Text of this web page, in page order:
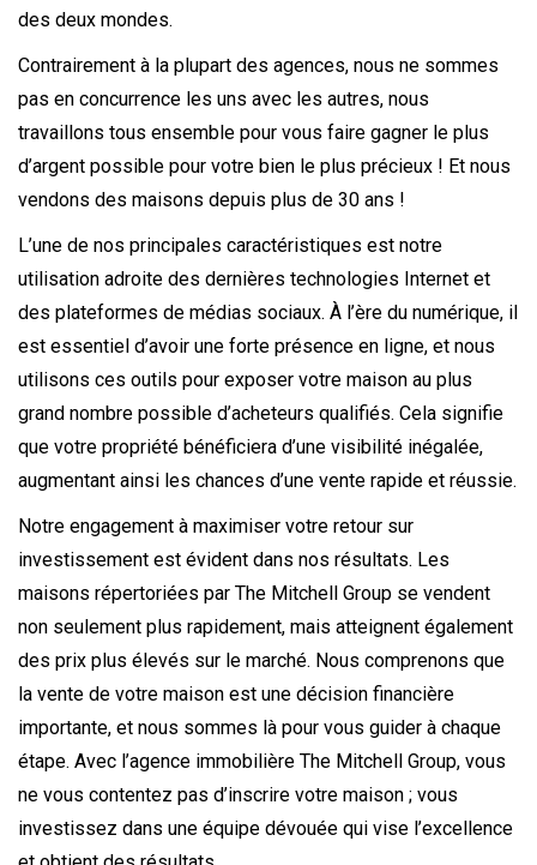
des deux mondes.
Contrairement à la plupart des agences, nous ne sommes
pas en concurrence les uns avec les autres, nous
travaillons tous ensemble pour vous faire gagner le plus
d’argent possible pour votre bien le plus précieux ! Et nous
vendons des maisons depuis plus de 30 ans !
L’une de nos principales caractéristiques est notre
utilisation adroite des dernières technologies Internet et
des plateformes de médias sociaux. À l’ère du numérique, il
est essentiel d’avoir une forte présence en ligne, et nous
utilisons ces outils pour exposer votre maison au plus
grand nombre possible d’acheteurs qualifiés. Cela signifie
que votre propriété bénéficiera d’une visibilité inégalée,
augmentant ainsi les chances d’une vente rapide et réussie.
Notre engagement à maximiser votre retour sur
investissement est évident dans nos résultats. Les
maisons répertoriées par The Mitchell Group se vendent
non seulement plus rapidement, mais atteignent également
des prix plus élevés sur le marché. Nous comprenons que
la vente de votre maison est une décision financière
importante, et nous sommes là pour vous guider à chaque
étape. Avec l’agence immobilière The Mitchell Group, vous
ne vous contentez pas d’inscrire votre maison ; vous
investissez dans une équipe dévouée qui vise l’excellence